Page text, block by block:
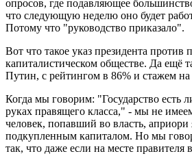
опросов, где подавляющее
что следующую неделю оно будет
Потому что "руководство приказало".
Вот что такое указ президента против
капиталистическом обществе. Да ещё
Путин, с рейтингом в 86% и стажем на
Когда мы говорим: "Государство есть
руках правящего класса," - мы не
человек, попавший во власть, априори
подкупленным капиталом. Но мы
так, что даже если на месте правителя